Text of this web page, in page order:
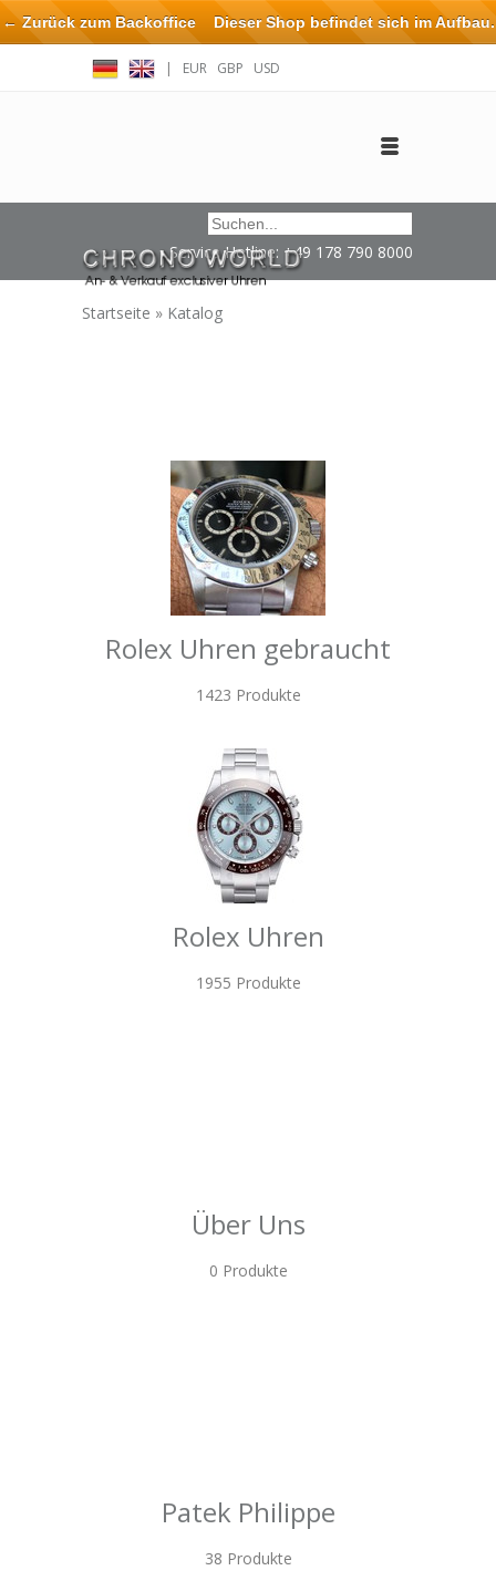
| EUR GBP USD
Service Hotline: +49 178 790 8000
Startseite » Katalog
Rolex Uhren gebraucht
1423 Produkte
Rolex Uhren
1955 Produkte
Über Uns
0 Produkte
Patek Philippe
38 Produkte
← Zurück zum BackofficeDieser Shop befindet sich im Aufbau.
Eventuell können nicht alle Bestellungen eingehalten oder erfüllt